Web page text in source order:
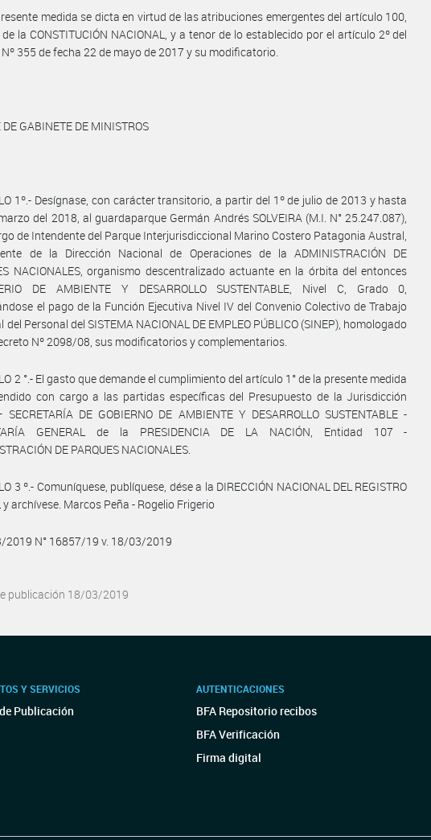
medida se dicta en virtud de las atribuciones emergentes del artículo 100,
la CONSTITUCIÓN NACIONAL, y a tenor de lo establecido por el artículo 2º del
355 de fecha 22 de mayo de 2017 y su modificatorio.
DE GABINETE DE MINISTROS
1º.- Desígnase, con carácter transitorio, a partir del 1º de julio de 2013 y hasta
del 2018, al guardaparque Germán Andrés SOLVEIRA (M.I. N° 25.247.087),
de Intendente del Parque Interjurisdiccional Marino Costero Patagonia Austral,
de la Dirección Nacional de Operaciones de la ADMINISTRACIÓN DE
NACIONALES, organismo descentralizado actuante en la órbita del entonces
DE AMBIENTE Y DESARROLLO SUSTENTABLE, Nivel C, Grado 0,
el pago de la Función Ejecutiva Nivel IV del Convenio Colectivo de Trabajo
del Personal del SISTEMA NACIONAL DE EMPLEO PÚBLICO (SINEP), homologado
Nº 2098/08, sus modificatorios y complementarios.
2 °.- El gasto que demande el cumplimiento del artículo 1° de la presente medida
con cargo a las partidas específicas del Presupuesto de la Jurisdicción
DE GOBIERNO DE AMBIENTE Y DESARROLLO SUSTENTABLE -
GENERAL de la PRESIDENCIA DE LA NACIÓN, Entidad 107 -
DE PARQUES NACIONALES.
3 º.- Comuníquese, publíquese, dése a la DIRECCIÓN NACIONAL DEL REGISTRO
y archívese. Marcos Peña - Rogelio Frigerio
2019 N° 16857/19 v. 18/03/2019
publicación 18/03/2019
Y SERVICIOS
Publicación
AUTENTICACIONES
BFA Repositorio recibos
BFA Verificación
Firma digital